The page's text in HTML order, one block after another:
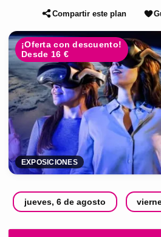
Compartir este plan
¡Oferta con descuento!
Desde 16 €
EXPOSICIONES
jueves, 6 de agosto